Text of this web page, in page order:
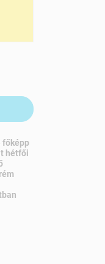
főképp
hétfői